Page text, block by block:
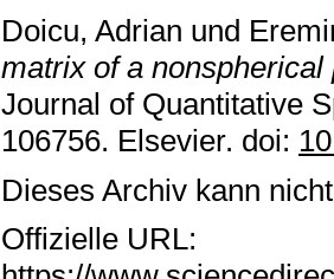
Doicu, Adrian und
matrix of a
Journal of Quantitative
106756. Elsevier. doi:
Dieses Archiv kann
Offizielle URL: